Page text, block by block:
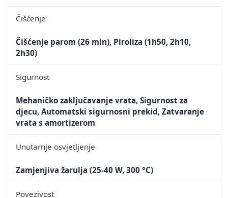
Čišćenje
Čišćenje parom (26 min), Piroliza (1h50, 2h10,
2h30)
Sigurnost
Mehaničko zaključavanje vrata, Sigurnost za
djecu, Automatski sigurnosni prekid, Zatvaranje
vrata s amortizerom
Unutarnje osvjetljenje
Zamjenjiva žarulja (25-40 W, 300 °C)
Povezivost